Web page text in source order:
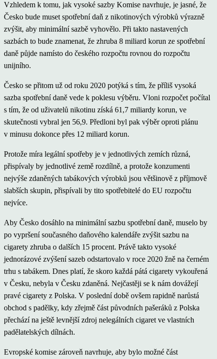
Vzhledem k tomu, jak vysoké sazby Komise navrhuje, je jasné, že
Česko bude muset spotřební daň z nikotinových výrobků výrazně
zvýšit, aby minimální sazbě vyhovělo. Při takto nastavených
sazbách to bude znamenat, že zhruba 8 miliard korun ze spotřební
daně půjde namísto do českého rozpočtu rovnou do rozpočtu
unijního.
Česko se přitom už od roku 2020 potýká s tím, že příliš vysoká
sazba spotřební daně vede k poklesu výběru. Vloni rozpočet počítal
s tím, že od uživatelů nikotinu získá 61,7 miliardy korun, ve
skutečnosti vybral jen 56,9. Předloni byl pak výběr oproti plánu
v minusu dokonce přes 12 miliard korun.
Protože míra legální spotřeby je v jednotlivých zemích různá,
přispívaly by jednotlivé země rozdílně, a protože konzumenti
nejvýše zdaněných tabákových výrobků jsou většinově z příjmově
slabších skupin, přispívali by tito spotřebitelé do EU rozpočtu
nejvíce.
Aby Česko dosáhlo na minimální sazbu spotřební daně, muselo by
po vypršení současného daňového kalendáře zvýšit sazbu na
cigarety zhruba o dalších 15 procent. Právě takto vysoké
jednorázové zvýšení sazeb odstartovalo v roce 2020 žně na černém
trhu s tabákem. Dnes platí, že skoro každá pátá cigarety vykouřená
v Česku, nebyla v Česku zdaněná. Nejčastěji se k nám dovážejí
pravé cigarety z Polska. V poslední době ovšem rapidně narůstá
obchod s padělky, kdy zřejmě část původních pašeráků z Polska
přechází na ještě levnější zdroj nelegálních cigaret ve vlastních
padělatelských dílnách.
Evropské komise zároveň navrhuje, aby bylo možné část